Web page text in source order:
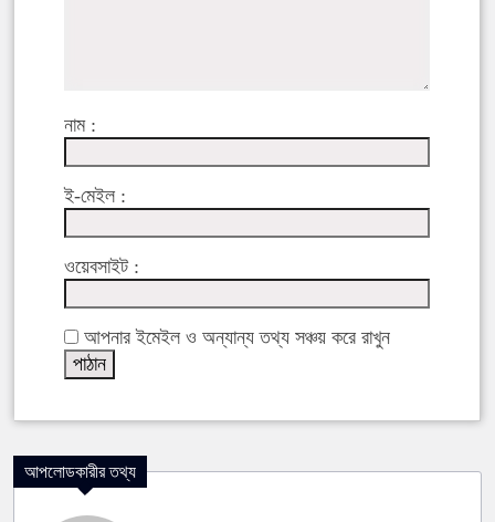
নাম :
ই-মেইল :
ওয়েবসাইট :
আপনার ইমেইল ও অন্যান্য তথ্য সঞ্চয় করে রাখুন
আপলোডকারীর তথ্য